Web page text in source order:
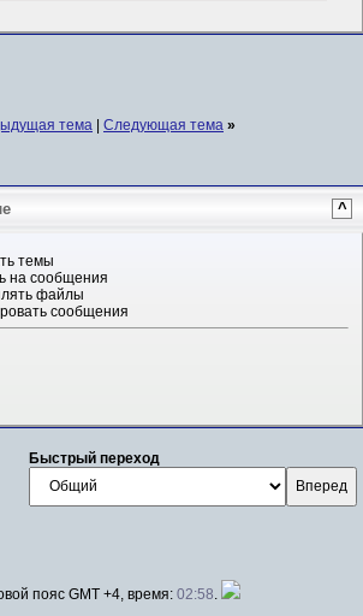
тема Следующая тема »
^
темы
на сообщения
файлы
сообщения
Быстрый переход
пояс GMT +4, время: 02:58.